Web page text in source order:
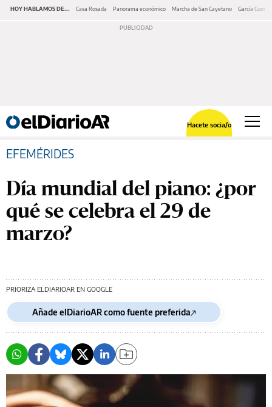
HOY HABLAMOS DE... Casa Rosada Panorama económico Marcha de San Cayetano García Cuerva
Hacete socia/o
EFEMÉRIDES
Día mundial del piano: ¿por
qué se celebra el 29 de
marzo?
PRIORIZA ELDIARIOAR EN GOOGLE
Añade elDiarioAR como fuente preferida